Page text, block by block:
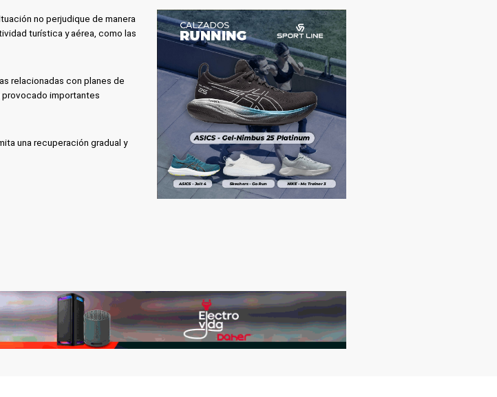
no perjudique de manera
turística y aérea, como las
relacionadas con planes de
provocado importantes
una recuperación gradual y